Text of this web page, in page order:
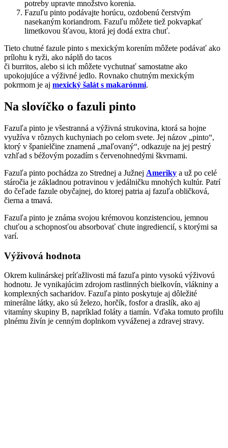
potreby upravte množstvo korenia.
Fazuľu pinto podávajte horúcu, ozdobenú čerstvým
nasekaným koriandrom. Fazuľu môžete tiež pokvapkať
limetkovou šťavou, ktorá jej dodá extra chuť.
Tieto chutné fazule pinto s mexickým korením môžete podávať ako
prílohu k ryži, ako náplň do tacos
či burritos, alebo si ich môžete vychutnať samostatne ako
upokojujúce a výživné jedlo. Rovnako chutným mexickým
pokrmom je aj mexický šalát s makarónmi.
Na slovíčko o fazuli pinto
Fazuľa pinto je všestranná a výživná strukovina, ktorá sa hojne
využíva v rôznych kuchyniach po celom svete. Jej názov „pinto“,
ktorý v španielčine znamená „maľovaný“, odkazuje na jej pestrý
vzhľad s béžovým pozadím s červenohnedými škvrnami.
Fazuľa pinto pochádza zo Strednej a Južnej Ameriky a už po celé
stáročia je základnou potravinou v jedálničku mnohých kultúr. Patrí
do čeľade fazule obyčajnej, do ktorej patria aj fazuľa obličková,
čierna a tmavá.
Fazuľa pinto je známa svojou krémovou konzistenciou, jemnou
chuťou a schopnosťou absorbovať chute ingrediencií, s ktorými sa
varí.
Výživová hodnota
Okrem kulinárskej príťažlivosti má fazuľa pinto vysokú výživovú
hodnotu. Je vynikajúcim zdrojom rastlinných bielkovín, vlákniny a
komplexných sacharidov. Fazuľa pinto poskytuje aj dôležité
minerálne látky, ako sú železo, horčík, fosfor a draslík, ako aj
vitamíny skupiny B, napríklad foláty a tiamín. Vďaka tomuto profilu
plnému živín je cenným doplnkom vyváženej a zdravej stravy.